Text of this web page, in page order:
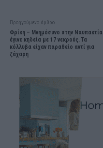
Προηγούμενο άρθρο
Φρίκη – Μνημόσυνο στην Ναυπακτία
έγινε κηδεία με 17 νεκρούς. Τα
κόλλυβα είχαν παραθείο αντί για
ζάχαρη